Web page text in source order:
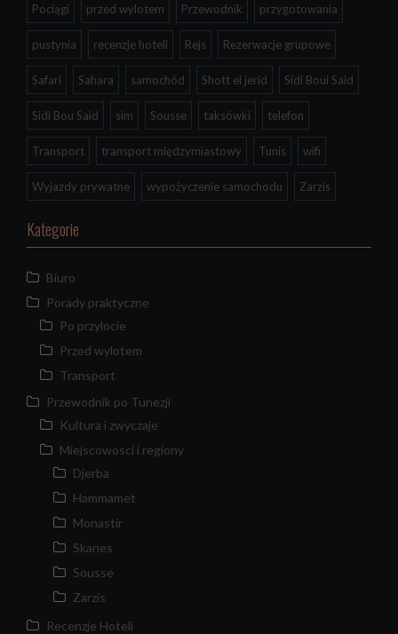
Pociągi przed wylotem Przewodnik przygotowania
pustynia recenzje hoteli Rejs Rezerwacje grupowe
Safari Sahara samochód Shott el jerid Sidi Boui Said
Sidi Bou Said sim Sousse taksówki telefon
Transport transport międzymiastowy Tunis wifi
Wyjazdy prywatne wypożyczenie samochodu Zarzis
Kategorie
Biuro
Porady praktyczne
Po przylocie
Przed wylotem
Transport
Przewodnik po Tunezji
Kultura i zwyczaje
Miejscowosci i regiony
Djerba
Hammamet
Monastir
Skanes
Sousse
Zarzis
Recenzje Hoteli